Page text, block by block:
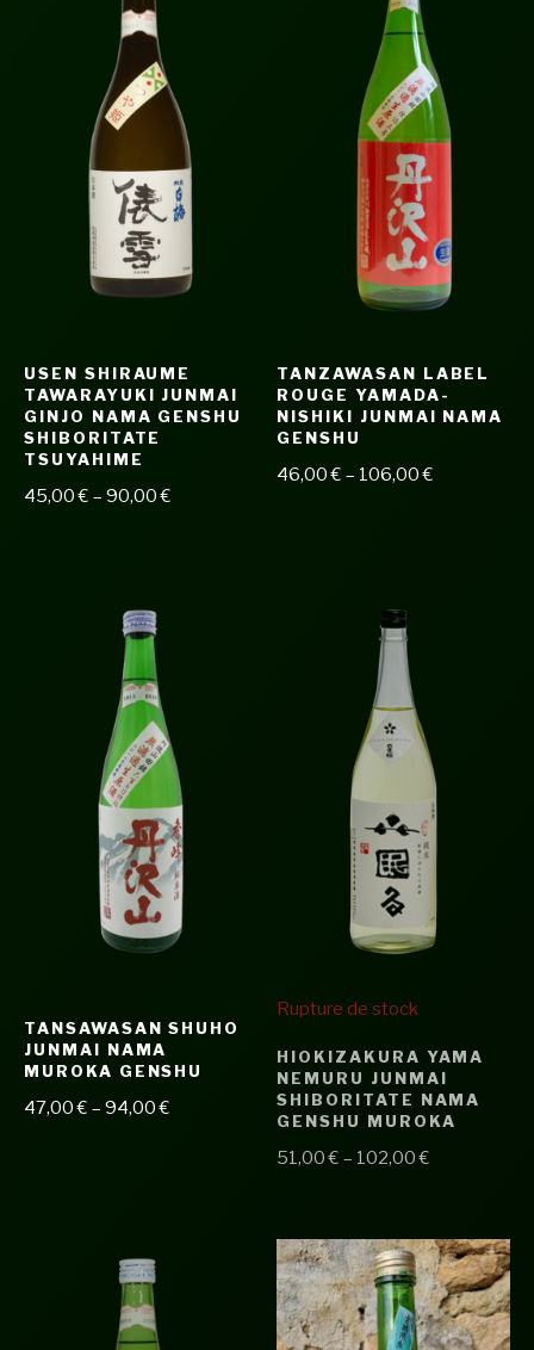
USEN SHIRAUME
TAWARAYUKI JUNMAI
GINJO NAMA GENSHU
SHIBORITATE
TSUYAHIME
45,00€ – 90,00€
TANZAWASAN LABEL
ROUGE YAMADA-
NISHIKI JUNMAI NAMA
GENSHU
46,00€ – 106,00€
TANSAWASAN SHUHO
JUNMAI NAMA
MUROKA GENSHU
47,00€ – 94,00€
Rupture de stock
HIOKIZAKURA YAMA
NEMURU JUNMAI
SHIBORITATE NAMA
GENSHU MUROKA
51,00€ – 102,00€